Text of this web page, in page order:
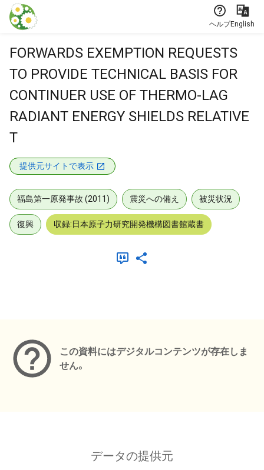
本文に飛ぶ
ヘルプEnglish
FORWARDS EXEMPTION REQUESTS
TO PROVIDE TECHNICAL BASIS FOR
CONTINUER USE OF THERMO-LAG
RADIANT ENERGY SHIELDS RELATIVE
T
提供元サイトで表示
福島第一原発事故 (2011) 震災への備え 被災状況
復興 収録:日本原子力研究開発機構図書館蔵書
この資料にはデジタルコンテンツが存在しま
せん。
データの提供元